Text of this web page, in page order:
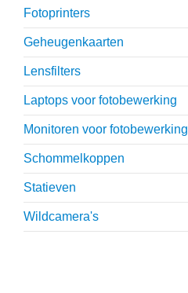
Fotoprinters
Geheugenkaarten
Lensfilters
Laptops voor fotobewerking
Monitoren voor fotobewerking
Schommelkoppen
Statieven
Wildcamera's